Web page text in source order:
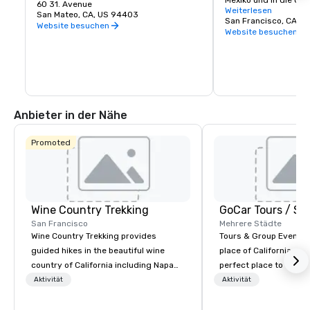
beliebteste Einkaufsziel der Halbinsel.
60 31. Avenue
San Mateo, CA, US 94403
Website besuchen
Einrichtungen,
Restaurants und
Weiterlesen
San Francisco, CA,
Website besuchen
Anbieter in der Nähe
Promoted
Wine Country Trekking
San Francisco
Wine Country Trekking provides
guided hikes in the beautiful wine
country of California including Napa
and Sonoma Valleys. These
Aktivität
Mehrere Städte
Tours & Group Events
place of California.
perfect place to visit
mix fun with history
Aktivität